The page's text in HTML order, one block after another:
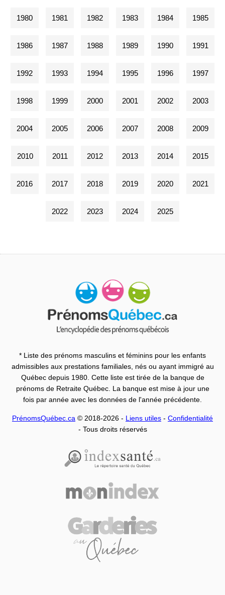
1980 1981 1982 1983 1984 1985
1986 1987 1988 1989 1990 1991
1992 1993 1994 1995 1996 1997
1998 1999 2000 2001 2002 2003
2004 2005 2006 2007 2008 2009
2010 2011 2012 2013 2014 2015
2016 2017 2018 2019 2020 2021
2022 2023 2024 2025
* Liste des prénoms masculins et féminins pour les enfants
admissibles aux prestations familiales, nés ou ayant immigré au
Québec depuis 1980. Cette liste est tirée de la banque de
prénoms de Retraite Québec. La banque est mise à jour une
fois par année avec les données de l'année précédente.
PrénomsQuébec.ca © 2018-2026 - Liens utiles - Confidentialité
- Tous droits réservés